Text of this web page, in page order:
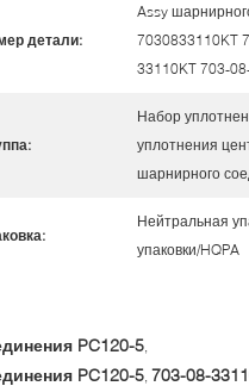
детали:
Assy
7030833110KT
33110KT 703-
Набор
уплотнения
шарнирного
Нейтральная
упаковки/HQPA
PC120-5
PC120-5 703-08-